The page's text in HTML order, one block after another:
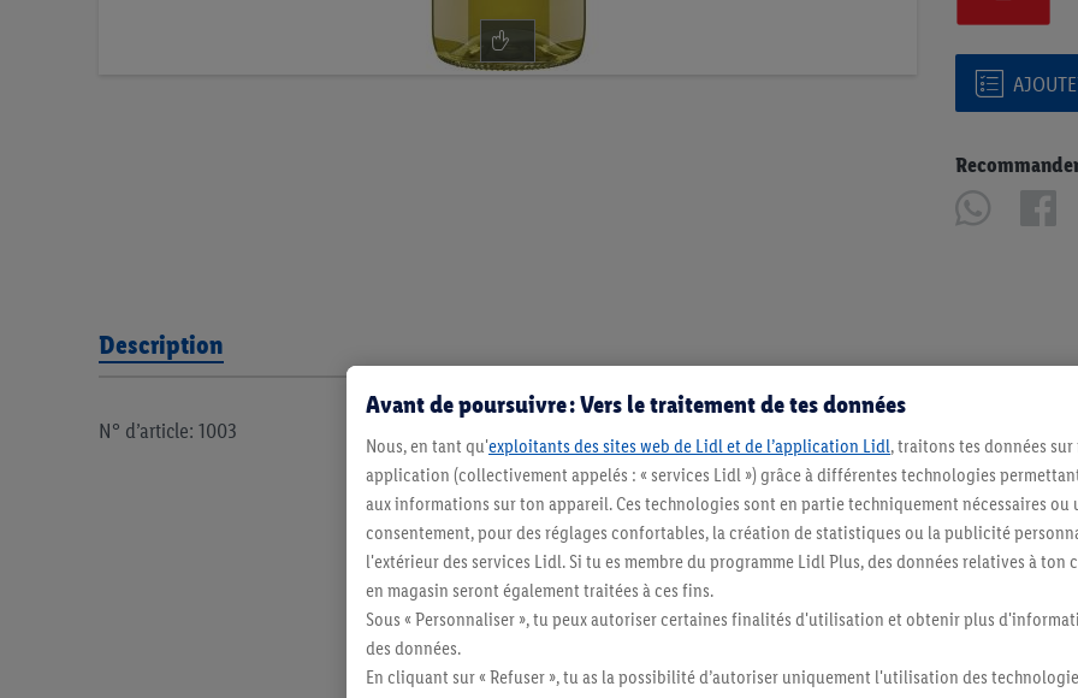
Description
N° d’article: 1003
Avant de poursuivre : Vers le traitement de tes données
Nous, en tant qu'exploitants des sites web de Lidl et de l’application Lidl, traitons tes données
application (collectivement appelés : « services Lidl ») grâce à différentes technologies
aux informations sur ton appareil. Ces technologies sont en partie techniquement nécessaires ou
consentement, pour des réglages confortables, la création de statistiques ou la publicité
l'extérieur des services Lidl. Si tu es membre du programme Lidl Plus, des données relatives à ton
en magasin seront également traitées à ces fins.
Sous « Personnaliser », tu peux autoriser certaines finalités d'utilisation et obtenir plus
des données.
En cliquant sur « Refuser », tu as la possibilité d’autoriser uniquement l'utilisation des